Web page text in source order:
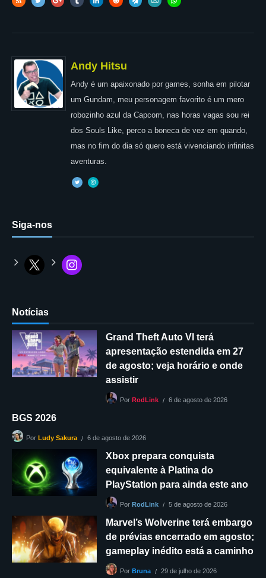
Andy Hitsu
Andy é um apaixonado por games, sonha em pilotar
um Gundam, meu personagem favorito é um mero
robozinho azul da Capcom, nas horas vagas sou rei
dos Souls Like, perco a boneca de vez em quando,
mas no fim do dia só quero está vivenciando infinitas
aventuras.
Siga-nos
Notícias
Grand Theft Auto VI terá
apresentação estendida em 27
de agosto; veja horário e onde
assistir
Por RodLink 6 de agosto de 2026
BGS 2026
Por Ludy Sakura 6 de agosto de 2026
Xbox prepara conquista
equivalente à Platina do
PlayStation para ainda este ano
Por RodLink 5 de agosto de 2026
Marvel’s Wolverine terá embargo
de prévias encerrado em agosto;
gameplay inédito está a caminho
Por Bruna 29 de julho de 2026